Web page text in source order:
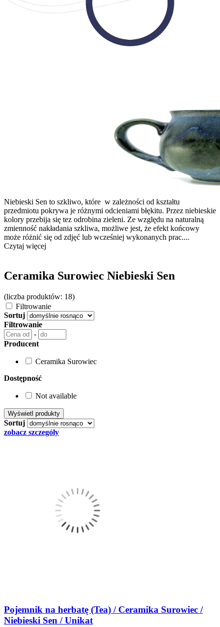
Niebieski Sen to szkliwo, które w zależności od kształtu
przedmiotu pokrywa je różnymi odcieniami błękitu. Przez niebieskie
kolory przebija się tez odrobina zieleni. Ze względu na naturalną
zmienność nakładania szkliwa, możliwe jest, że efekt końcowy
może różnić się od zdjęć lub wcześniej wykonanych prac....
Czytaj więcej
Ceramika Surowiec Niebieski Sen
(liczba produktów: 18)
Filtrowanie
Sortuj
Filtrowanie
-
Producent
Ceramika Surowiec
Dostępność
Not available
Sortuj
zobacz szczegóły
Pojemnik na herbatę (Tea) / Ceramika Surowiec /
Niebieski Sen / Unikat